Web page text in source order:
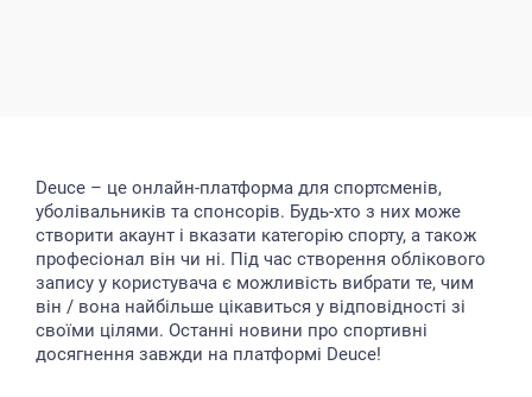
Deuce – це онлайн-платформа для спортсменів,
уболівальників та спонсорів. Будь-хто з них може
створити акаунт і вказати категорію спорту, а також
професіонал він чи ні. Під час створення облікового
запису у користувача є можливість вибрати те, чим
він / вона найбільше цікавиться у відповідності зі
своїми цілями. Останні новини про спортивні
досягнення завжди на платформі Deuce!